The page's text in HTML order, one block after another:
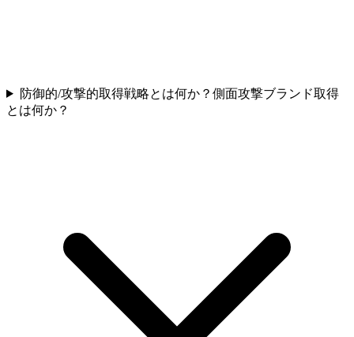
防御的/攻撃的取得戦略とは何か？側面攻撃ブランド取得
とは何か？